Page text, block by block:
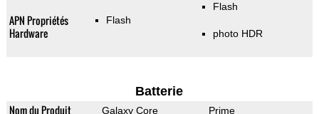
APN Propriétés
Hardware
Flash
Flash
photo HDR
Batterie
Nom du Produit Galaxy Core Prime